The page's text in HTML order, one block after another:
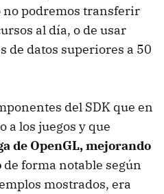
no podremos transferir
al día, o de usar
de datos superiores a 50
del SDK que en
a los juegos y que
de OpenGL, mejorando
de forma notable según
mostrados, era